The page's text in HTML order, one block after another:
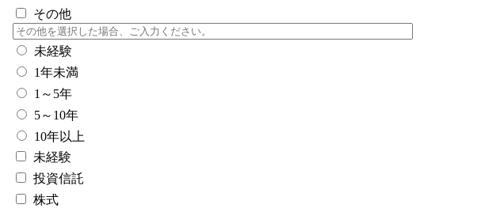
その他
未経験
1年未満
1～5年
5～10年
10年以上
未経験
投資信託
株式